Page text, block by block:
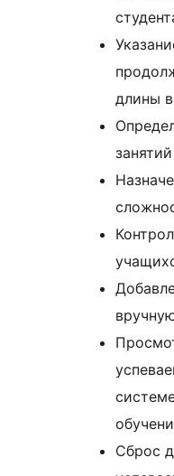
длины
занятий
Сброс